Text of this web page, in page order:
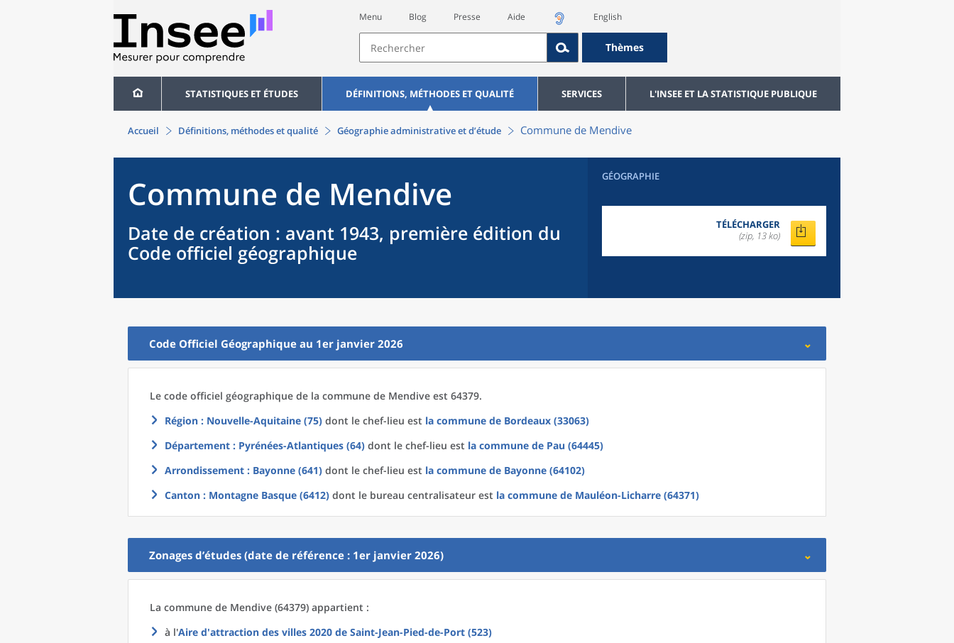
Menu Blog Presse Aide English
Thèmes
STATISTIQUES ET ÉTUDES DÉFINITIONS, MÉTHODES ET QUALITÉ SERVICES L'INSEE ET LA STATISTIQUE PUBLIQUE
Accueil Définitions, méthodes et qualité Géographie administrative et d’étude Commune de Mendive
Commune de Mendive
Date de création : avant 1943, première édition du
Code officiel géographique
GÉOGRAPHIE
TÉLÉCHARGER
(zip, 13 ko)
Code Officiel Géographique au 1er janvier 2026
Le code officiel géographique de la commune de Mendive est 64379.
Région : Nouvelle-Aquitaine (75) dont le chef-lieu est la commune de Bordeaux (33063)
Département : Pyrénées-Atlantiques (64) dont le chef-lieu est la commune de Pau (64445)
Arrondissement : Bayonne (641) dont le chef-lieu est la commune de Bayonne (64102)
Canton : Montagne Basque (6412) dont le bureau centralisateur est la commune de Mauléon-Licharre (64371)
Zonages d’études (date de référence : 1er janvier 2026)
La commune de Mendive (64379) appartient :
à l'Aire d'attraction des villes 2020 de Saint-Jean-Pied-de-Port (523)